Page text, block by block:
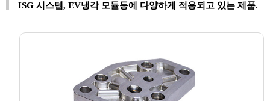
ISG 시스템, EV냉각 모듈등에 다양하게 적용되고 있는 제품.